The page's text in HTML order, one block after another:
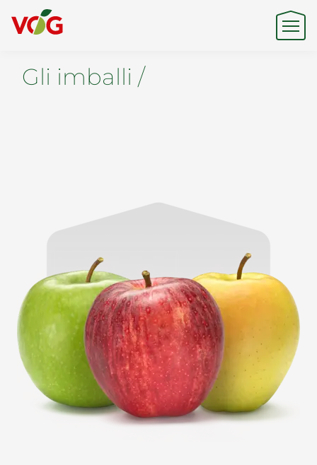
Origine
Prodotti e Marchi
News
Es
Gli imballi /